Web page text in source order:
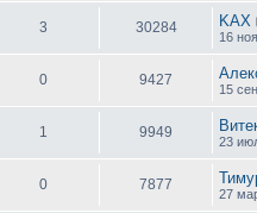
3 30284 KAX
16
0 9427
15
1 9949
23
0 7877
27